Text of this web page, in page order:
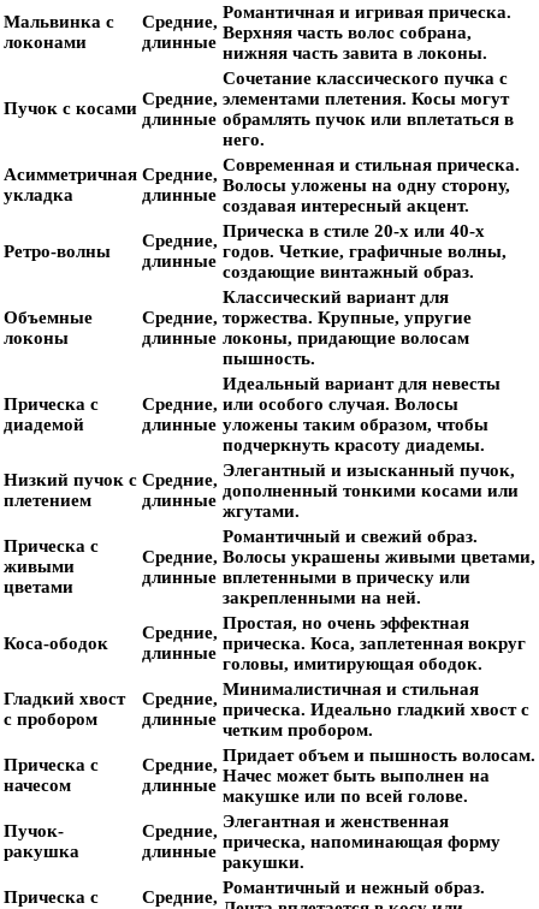
Мальвинка с
локонами
Средние,
длинные
Романтичная и игривая прическа.
Верхняя часть волос собрана,
нижняя часть завита в локоны.
Пучок с косами Средние,
длинные
Сочетание классического пучка с
элементами плетения. Косы могут
обрамлять пучок или вплетаться в
него.
Асимметричная
укладка
Средние,
длинные
Современная и стильная прическа.
Волосы уложены на одну сторону,
создавая интересный акцент.
Ретро-волны
Средние,
длинные
Прическа в стиле 20-х или 40-х
годов. Четкие, графичные волны,
создающие винтажный образ.
Объемные
локоны
Средние,
длинные
Классический вариант для
торжества. Крупные, упругие
локоны, придающие волосам
пышность.
Прическа с
диадемой
Средние,
длинные
Идеальный вариант для невесты
или особого случая. Волосы
уложены таким образом, чтобы
подчеркнуть красоту диадемы.
Низкий пучок с
плетением
Средние,
длинные
Элегантный и изысканный пучок,
дополненный тонкими косами или
жгутами.
Прическа с
живыми
цветами
Средние,
длинные
Романтичный и свежий образ.
Волосы украшены живыми цветами,
вплетенными в прическу или
закрепленными на ней.
Коса-ободок
Средние,
длинные
Простая, но очень эффектная
прическа. Коса, заплетенная вокруг
головы, имитирующая ободок.
Гладкий хвост
с пробором
Средние,
длинные
Минималистичная и стильная
прическа. Идеально гладкий хвост с
четким пробором.
Прическа с
начесом
Средние,
длинные
Придает объем и пышность волосам.
Начес может быть выполнен на
макушке или по всей голове.
Пучок-
ракушка
Средние,
длинные
Элегантная и женственная
прическа, напоминающая форму
ракушки.
Прическа с
Средние, Романтичный и нежный образ.